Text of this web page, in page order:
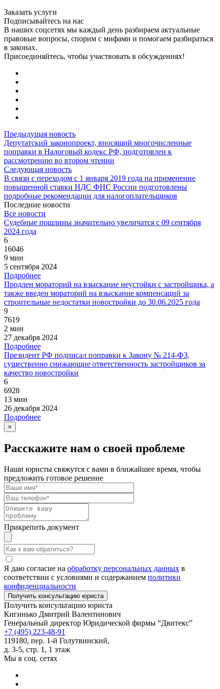
Заказать услуги
Подписывайтесь на нас
В наших соцсетях мы каждый день разбираем актуальные
правовые вопросы, спорим с мифами и помогаем разбираться
в законах.
Присоединяйтесь, чтобы участвовать в обсуждениях!
Предыдущая новость
Депутатский законопроект, вносящий многочисленные
поправки в Налоговый кодекс РФ, подготовлен к
рассмотрению во втором чтении
Следующая новость
В связи с переходом с 1 января 2019 года на применение
повышенной ставки НДС ФНС России подготовлены
подробные рекомендации для налогоплательщиков
Последние новости
Все новости
Судебные пошлины значительно увеличатся с 09 сентября
2024 года
6
16046
9 мин
5 сентября 2024
Подробнее
Продлен мораторий на взыскание неустойки с застройщика, а
также введен мораторий на взыскание компенсаций за
строительные недостатки новостройки до 30.06.2025 года
9
7619
2 мин
27 декабря 2024
Подробнее
Президент РФ подписал поправки к Закону № 214-ФЗ,
существенно снижающие ответственность застройщиков за
качество новостройки
6
6928
13 мин
26 декабря 2024
Подробнее
×
Расскажите нам о своей проблеме
Наши юристы свяжутся с вами в ближайшее время, чтобы
предложить готовое решение
Прикрепить документ
Я даю согласие на обработку персональных данных в
соответствии с условиями и содержанием политики
конфиденциальности
Получить консультацию юриста
Кигинько Дмитрий Валентинович
Генеральный директор Юридической фирмы “Двитекс”
+7 (495) 223-48-91
119180, пер. 1-й Голутвинский,
д. 3-5, стр. 1, 1 этаж
Мы в соц. сетях